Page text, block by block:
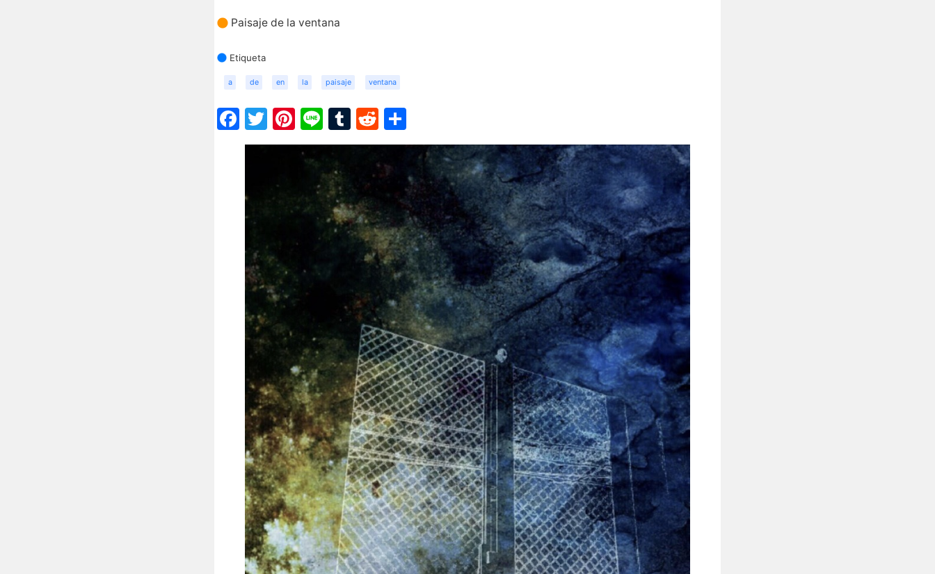
Paisaje de la ventana
Etiqueta
a de en la paisaje ventana
Facebook
Twitter
Pinterest
LineTumblr
Reddit